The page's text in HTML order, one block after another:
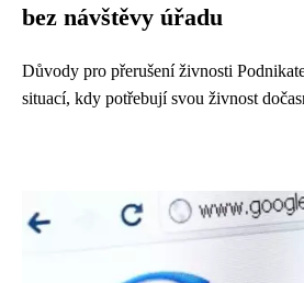
bez návštěvy úřadu
Důvody pro přerušení živnosti
situací, kdy potřebují svou živnost